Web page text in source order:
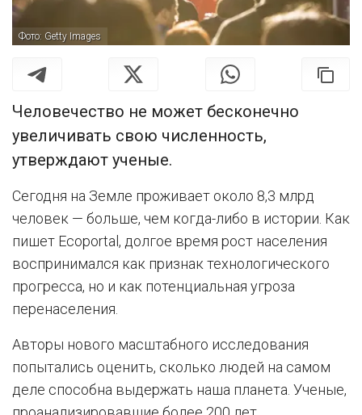
Фото: Getty Images
Человечество не может бесконечно
увеличивать свою численность,
утверждают ученые.
Сегодня на Земле проживает около 8,3 млрд
человек — больше, чем когда-либо в истории. Как
пишет Ecoportal, долгое время рост населения
воспринимался как признак технологического
прогресса, но и как потенциальная угроза
перенаселения.
Авторы нового масштабного исследования
попытались оценить, сколько людей на самом
деле способна выдержать наша планета. Ученые,